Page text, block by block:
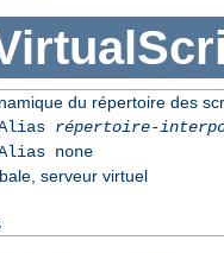
du répertoire des
répertoire-
none
serveur virtuel